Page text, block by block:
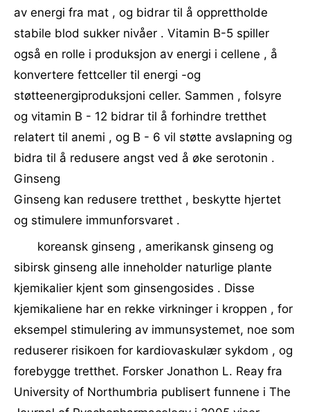
av energi fra mat , og bidrar til å opprettholde
stabile blod sukker nivåer . Vitamin B-5 spiller
også en rolle i produksjon av energi i cellene , å
konvertere fettceller til energi -og
støtteenergiproduksjoni celler. Sammen , folsyre
og vitamin B - 12 bidrar til å forhindre tretthet
relatert til anemi , og B - 6 vil støtte avslapning og
bidra til å redusere angst ved å øke serotonin .
Ginseng
Ginseng kan redusere tretthet , beskytte hjertet
og stimulere immunforsvaret .
koreansk ginseng , amerikansk ginseng og
sibirsk ginseng alle inneholder naturlige plante
kjemikalier kjent som ginsengosides . Disse
kjemikaliene har en rekke virkninger i kroppen , for
eksempel stimulering av immunsystemet, noe som
reduserer risikoen for kardiovaskulær sykdom , og
forebygge tretthet. Forsker Jonathon L. Reay fra
University of Northumbria publisert funnene i The